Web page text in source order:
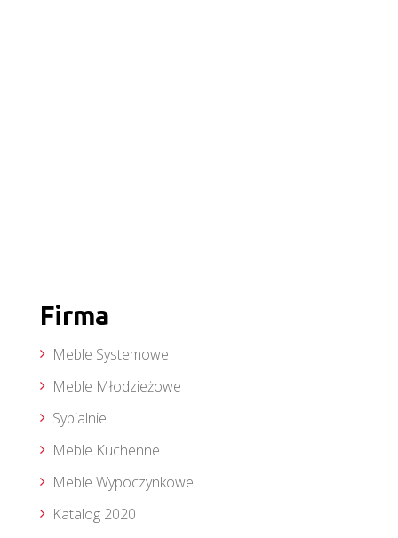
Firma
Meble Systemowe
Meble Młodzieżowe
Sypialnie
Meble Kuchenne
Meble Wypoczynkowe
Katalog 2020